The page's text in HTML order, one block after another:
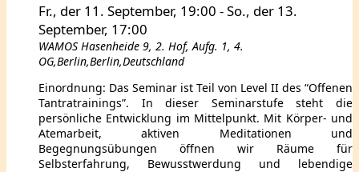
Fr., der 11. September, 19:00 -So., der 13.
September, 17:00
WAMOS Hasenheide 9, 2. Hof, Aufg. 1, 4.
OG,Berlin,Berlin,Deutschland
Einordnung: Das Seminar ist Teil von Level II des “Offenen
Tantratrainings”. In dieser Seminarstufe steht die
persönliche Entwicklung im Mittelpunkt. Mit Körper- und
Atemarbeit, aktiven Meditationen und
Begegnungsübungen öffnen wir Räume für
Selbsterfahrung, Bewusstwerdung und lebendige